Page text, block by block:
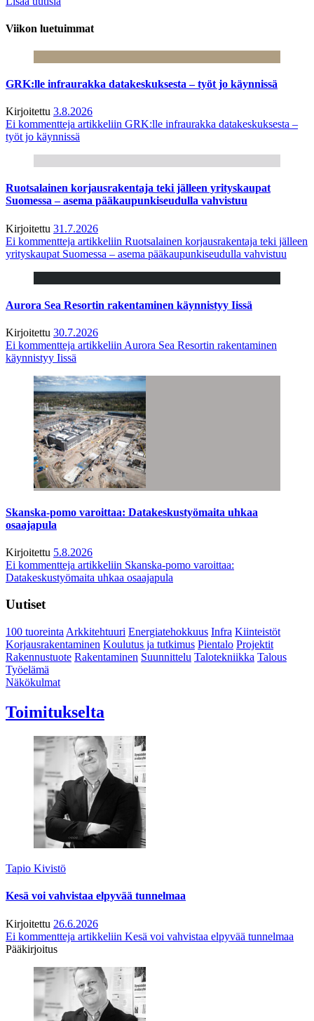
Viikon luetuimmat
GRK:lle infraurakka datakeskuksesta – työt jo käynnissä
Kirjoitettu 3.8.2026
Ei kommentteja artikkeliin GRK:lle infraurakka datakeskuksesta –
työt jo käynnissä
Ruotsalainen korjausrakentaja teki jälleen yrityskaupat
Suomessa – asema pääkaupunkiseudulla vahvistuu
Kirjoitettu 31.7.2026
Ei kommentteja artikkeliin Ruotsalainen korjausrakentaja teki jälleen
yrityskaupat Suomessa – asema pääkaupunkiseudulla vahvistuu
Aurora Sea Resortin rakentaminen käynnistyy Iissä
Kirjoitettu 30.7.2026
Ei kommentteja artikkeliin Aurora Sea Resortin rakentaminen
käynnistyy Iissä
Skanska-pomo varoittaa: Datakeskustyömaita uhkaa
osaajapula
Kirjoitettu 5.8.2026
Ei kommentteja artikkeliin Skanska-pomo varoittaa:
Datakeskustyömaita uhkaa osaajapula
Uutiset
100 tuoreinta Arkkitehtuuri Energiatehokkuus Infra Kiinteistöt
Korjausrakentaminen Koulutus ja tutkimus Pientalo Projektit
Rakennustuote Rakentaminen Suunnittelu Talotekniikka Talous
Työelämä
Näkökulmat
Toimitukselta
Tapio Kivistö
Kesä voi vahvistaa elpyvää tunnelmaa
Kirjoitettu 26.6.2026
Ei kommentteja artikkeliin Kesä voi vahvistaa elpyvää tunnelmaa
Pääkirjoitus